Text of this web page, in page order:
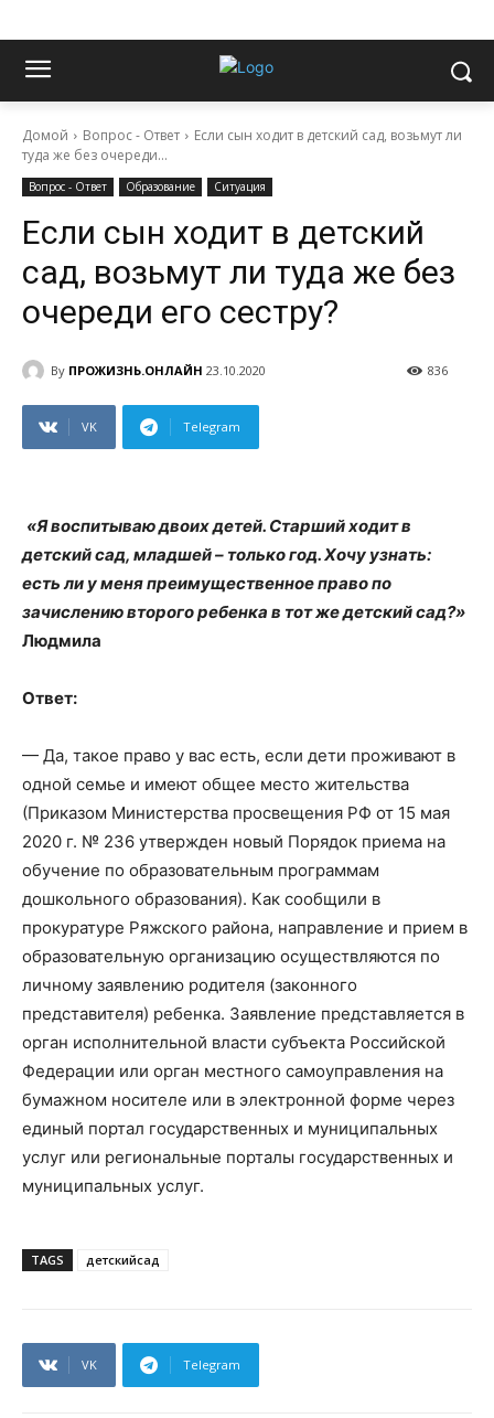
Домой Вопрос - Ответ
Если сын ходит в детский сад, возьмут ли
туда же без очереди...
Вопрос - Ответ Образование Ситуация
Если сын ходит в детский
сад, возьмут ли туда же без
очереди его сестру?
By ПРОЖИЗНЬ.ОНЛАЙН 23.10.2020 836
VK Telegram
«Я воспитываю двоих детей. Старший ходит в
детский сад, младшей – только год. Хочу узнать:
есть ли у меня преимущественное право по
зачислению второго ребенка в тот же детский сад?»
Людмила
Ответ:
— Да, такое право у вас есть, если дети проживают в
одной семье и имеют общее место жительства
(Приказом Министерства просвещения РФ от 15 мая
2020 г. № 236 утвержден новый Порядок приема на
обучение по образовательным программам
дошкольного образования). Как сообщили в
прокуратуре Ряжского района, направление и прием в
образовательную организацию осуществляются по
личному заявлению родителя (законного
представителя) ребенка. Заявление представляется в
орган исполнительной власти субъекта Российской
Федерации или орган местного самоуправления на
бумажном носителе или в электронной форме через
единый портал государственных и муниципальных
услуг или региональные порталы государственных и
муниципальных услуг.
TAGS детскийсад
VK Telegram